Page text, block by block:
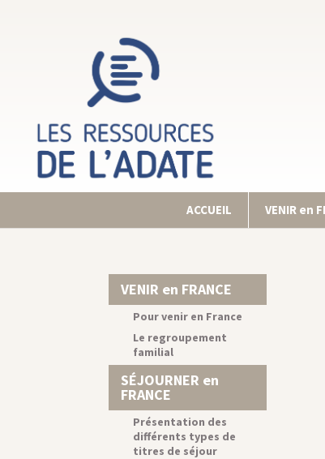
ACCUEIL VENIR en
VENIR en FRANCE
Pour venir en France
Le regroupement
familial
SÉJOURNER en
FRANCE
Présentation des
différents types de
titres de séjour